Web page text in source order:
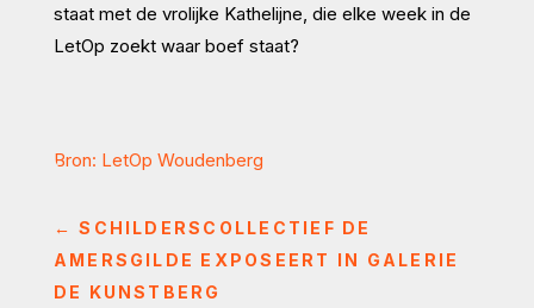
staat met de vrolijke Kathelijne, die elke week in de
LetOp zoekt waar boef staat?
Bron: LetOp Woudenberg
←SCHILDERSCOLLECTIEF DE
AMERSGILDE EXPOSEERT IN GALERIE
DE KUNSTBERG